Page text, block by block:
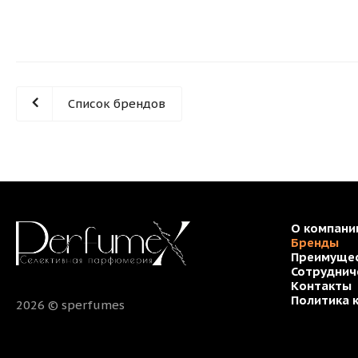
Список брендов
2026 © sperfumes
О
Бренды
Контакты
Политика